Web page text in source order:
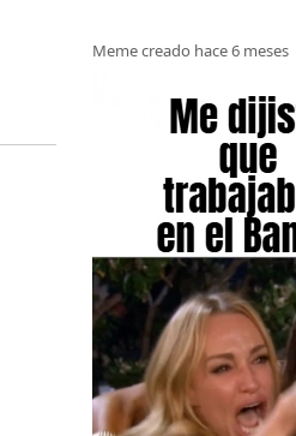
Meme creado hace 6 meses